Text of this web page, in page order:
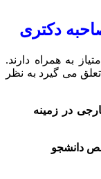
دکتری
به همراه دارند.
تعلق می گیرد به نظر
در زمینه
دانشجو